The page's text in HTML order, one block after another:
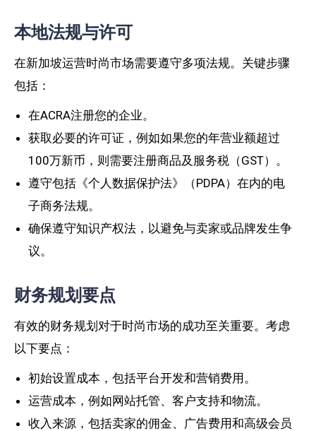
本地法规与许可
在新加坡运营时尚市场需要遵守多项法规。关键步骤
包括：
在ACRA注册您的企业。
获取必要的许可证，例如如果您的年营业额超过
100万新币，则需要注册商品及服务税（GST）。
遵守包括《个人数据保护法》（PDPA）在内的电
子商务法规。
确保遵守知识产权法，以避免与卖家或品牌发生争
议。
财务规划要点
有效的财务规划对于时尚市场的成功至关重要。考虑
以下要点：
初始设置成本，包括平台开发和营销费用。
运营成本，例如网站托管、客户支持和物流。
收入来源，包括卖家的佣金、广告费用和高级会员